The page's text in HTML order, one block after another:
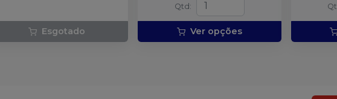
Esgotado
Qtd :
Ver opções